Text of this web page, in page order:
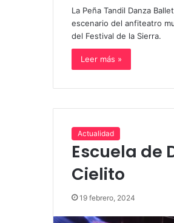
La Peña Tandil Danza
escenario del anfiteatro
del Festival de la Sierra.
Leer más »
Actualidad
Escuela de
Cielito
19 febrero, 2024